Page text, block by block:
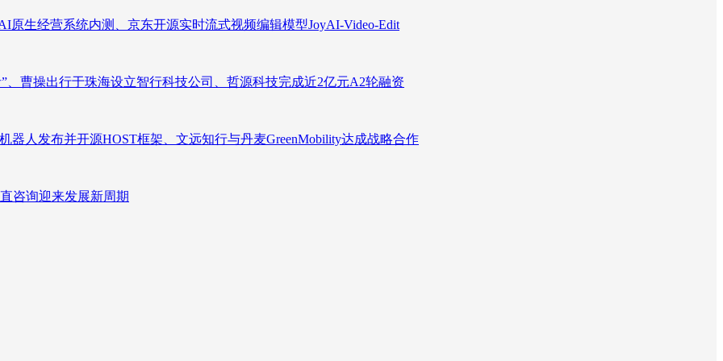
生经营系统内测、京东开源实时流式视频编辑模型JoyAI-Video-Edit
曹操出行于珠海设立智行科技公司、哲源科技完成近2亿元A2轮融资
器人发布并开源HOST框架、文远知行与丹麦GreenMobility达成战略合作
咨询迎来发展新周期